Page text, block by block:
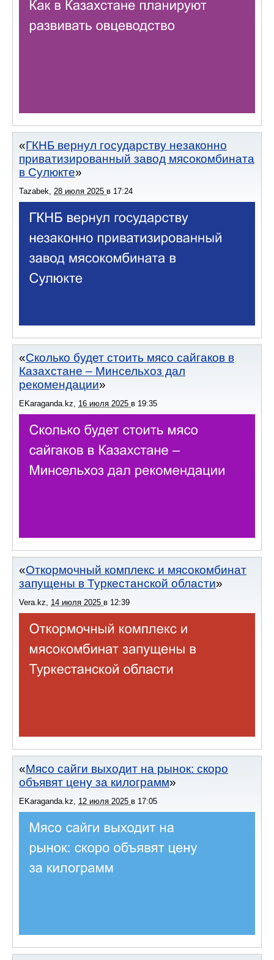
ГКНБ вернул государству незаконно
приватизированный завод мясокомбината
в Сулюкте
Tazabek, 28 июля 2025 в 17:24
Сколько будет стоить мясо сайгаков в
Казахстане – Минсельхоз дал
рекомендации
EKaraganda.kz 16 июля 2025 в 19:35
Откормочный комплекс и мясокомбинат
запущены в Туркестанской области
Vera.kz 14 июля 2025 в 12:39
Мясо сайги выходит на рынок: скоро
объявят цену за килограмм
EKaraganda.kz 12 июля 2025 в 17:05